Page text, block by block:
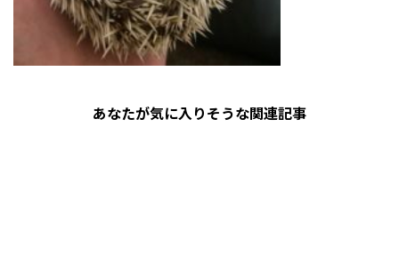
あなたが気に入りそうな関連記事